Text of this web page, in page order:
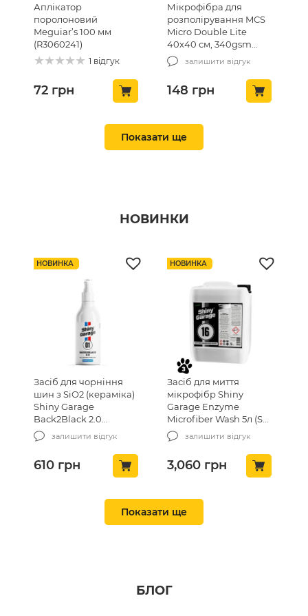
Аплікатор
поролоновий
Meguiar’s 100 мм
(R3060241)
1 відгук
72 грн
Мікрофібра для
розполірування MCS
Micro Double Lite
40х40 см, 340gsm
(MCS-03/1)
залишити відгук
148 грн
алькантари та ніжної
текстилю KochChemie
Pol Star 1л (619-1L-01)
1 відгук
грн
для очистки скла MCS
450г/м2 (MCS24)
1 відгук
грн
200 мл (MCGFOAM200)
ТОП ПРОДАЖ 🔥
для салону Koch
Chemie
Показати ще
НОВИНКИ
НОВИНКА
Засіб для чорніння
шин з SiO2 (кераміка)
Shiny Garage
Back2Black 2.0
Polymer Tire Dressing
250мл (SG-000426)
залишити відгук
610 грн
НОВИНКА
Засіб для миття
мікрофібр Shiny
Garage Enzyme
Microfiber Wash 5л (SG-
000124)залишити відгук
3,060 грн
Показати ще
БЛОГ